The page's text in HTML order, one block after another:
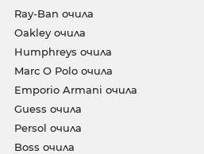
Ray-Ban очила
Oakley очила
Humphreys очила
Marc O Polo очила
Emporio Armani очила
Guess очила
Persol очила
Boss очила